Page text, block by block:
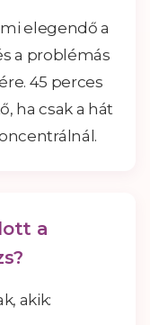
elegendő a
a problémás
45 perces
ha csak a hát
a
akik: